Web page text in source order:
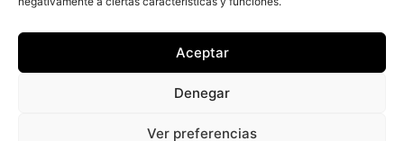
Aceptar
Denegar
Ver preferencias
automóviles - C/ Fernández de la Hoz 70, 1ºB - 28003 - Madrid